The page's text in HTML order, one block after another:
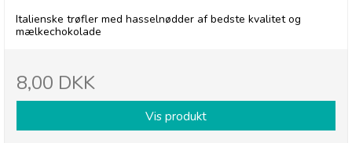
Italienske trøfler med hasselnødder af bedste kvalitet og
mælkechokolade
8,00 DKK
Vis produkt